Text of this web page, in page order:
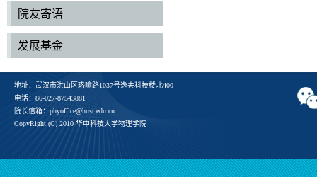
院友寄语
发展基金
地址：武汉市洪山区珞喻路1037号逸夫科技楼北400
电话：86-027-87543881
院长信箱：phyoffice@hust.edu.cn
CopyRight (C) 2010 华中科技大学物理学院